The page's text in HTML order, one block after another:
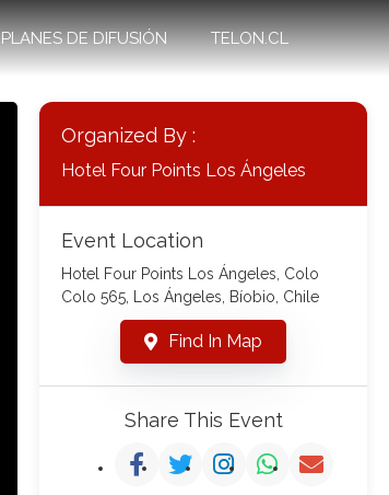
PLANES DE DIFUSIÓN TELON.CL
Organized By :
Hotel Four Points Los Ángeles
Event Location
Hotel Four Points Los Ángeles, Colo
Colo 565, Los Ángeles, Bíobio, Chile
Find In Map
Share This Event